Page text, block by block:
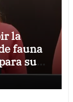
la
fauna
su